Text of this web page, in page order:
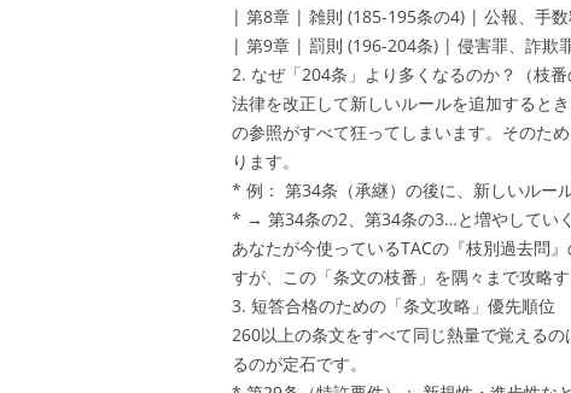
| 第8章 | 雑則 (185-195条の4) | 公報、
| 第9章 | 罰則 (196-204条) | 侵害罪、詐
2. なぜ「204条」より多くなるのか？（枝番
法律を改正して新しいルールを追加すると
の参照がすべて狂ってしまいます。そのた
ります。
* 例： 第34条（承継）の後に、新しいルー
* → 第34条の2、第34条の3…と増やしていく
あなたが今使っているTACの『枝別過去問
すが、この「条文の枝番」を隅々まで攻略
3. 短答合格のための「条文攻略」優先順位
260以上の条文をすべて同じ熱量で覚える
るのが定石です。